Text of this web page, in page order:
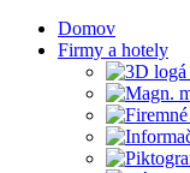
Domov
Firmy a hotely